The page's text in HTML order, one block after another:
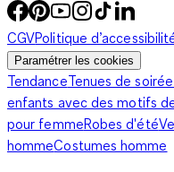
CGVPolitique
Paramétrer les cookies
TendanceTenues de
enfants avec des motifs
pour femmeRobes d'été
hommeCostumes homme